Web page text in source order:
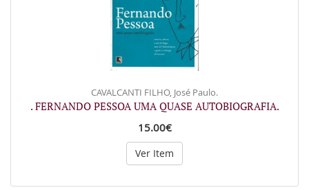
CAVALCANTI FILHO, José Paulo.
. FERNANDO PESSOA UMA QUASE AUTOBIOGRAFIA.
15.00€
Ver Item